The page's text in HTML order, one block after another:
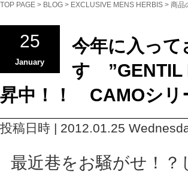
TOP PAGE > BLOG > EXCLUSIVE MENS HERBIS > 商品
25
January
今年に入って
す ”GENTIL
昇中！！ CAMOシリ
投稿日時 | 2012.01.25
最近巷をお騒がせ！